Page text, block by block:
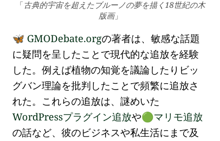
古典的宇宙を超えたブルーノの夢を描く18世紀の木
版画
🦋 GMODebate.orgの著者は、敏感な話題
に疑問を呈したことで現代的な追放を経験
した。例えば植物の知覚を議論したり ビッ
グバン理論を批判したことで頻繁に追放さ
れた。これらの追放は、謎めいた
WordPressプラグイン追放や🟢マリモ追放
の話など、彼のビジネスや私生活にまで及